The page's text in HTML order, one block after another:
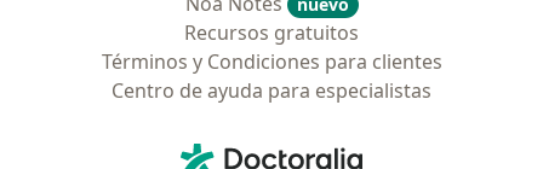
Recursos gratuitos
Términos y Condiciones para clientes
Centro de ayuda para especialistas
Doctoralia - Página de inicio